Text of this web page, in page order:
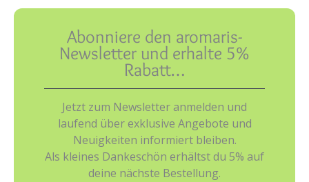
Abonniere den aromaris-
Newsletter und erhalte 5%
Rabatt…
Jetzt zum Newsletter anmelden und
laufend über exklusive Angebote und
Neuigkeiten informiert bleiben.
Als kleines Dankeschön erhältst du 5% auf
deine nächste Bestellung.